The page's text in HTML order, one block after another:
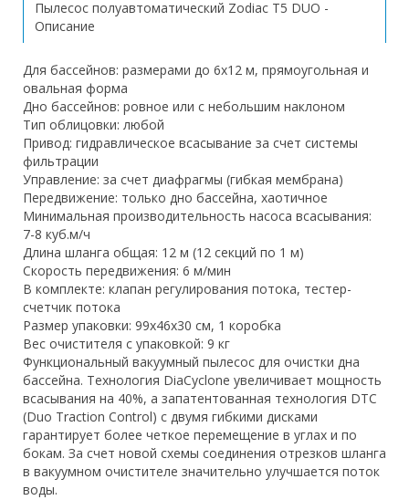
Пылесос полуавтоматический Zodiac T5 DUO -
Описание
Для бассейнов: размерами до 6х12 м, прямоугольная и
овальная форма
Дно бассейнов: ровное или с небольшим наклоном
Тип облицовки: любой
Привод: гидравлическое всасывание за счет системы
фильтрации
Управление: за счет диафрагмы (гибкая мембрана)
Передвижение: только дно бассейна, хаотичное
Минимальная производительность насоса всасывания:
7-8 куб.м/ч
Длина шланга общая: 12 м (12 секций по 1 м)
Скорость передвижения: 6 м/мин
В комплекте: клапан регулирования потока, тестер-
счетчик потока
Размер упаковки: 99x46x30 см, 1 коробка
Вес очистителя с упаковкой: 9 кг
Функциональный вакуумный пылесос для очистки дна
бассейна. Технология DiaCyclone увеличивает мощность
всасывания на 40%, а запатентованная технология DTC
(Duo Traction Control) с двумя гибкими дисками
гарантирует более четкое перемещение в углах и по
бокам. За счет новой схемы соединения отрезков шланга
в вакуумном очистителе значительно улучшается поток
воды.